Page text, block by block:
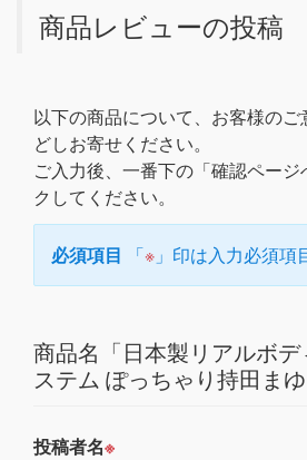
商品レビューの投稿
以下の商品について、お客様の
どしお寄せください。
ご入力後、一番下の「確認ペー
クしてください。
必須項目 「※ 」印は入力必須項
商品名「日本製リアルボ
ステム ぽっちゃり持田まゆ
投稿者名※